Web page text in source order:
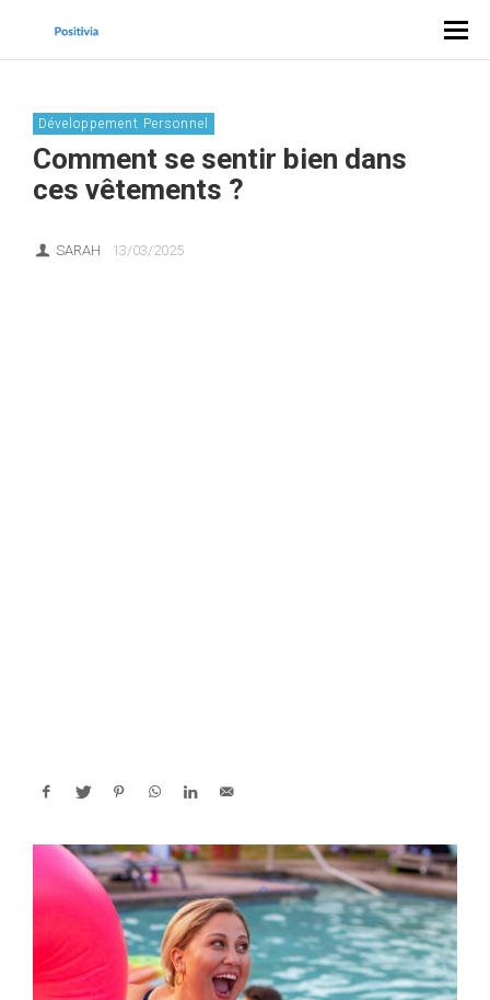
Développement Personnel
Comment se sentir bien dans
ces vêtements ?
SARAH 13/03/2025